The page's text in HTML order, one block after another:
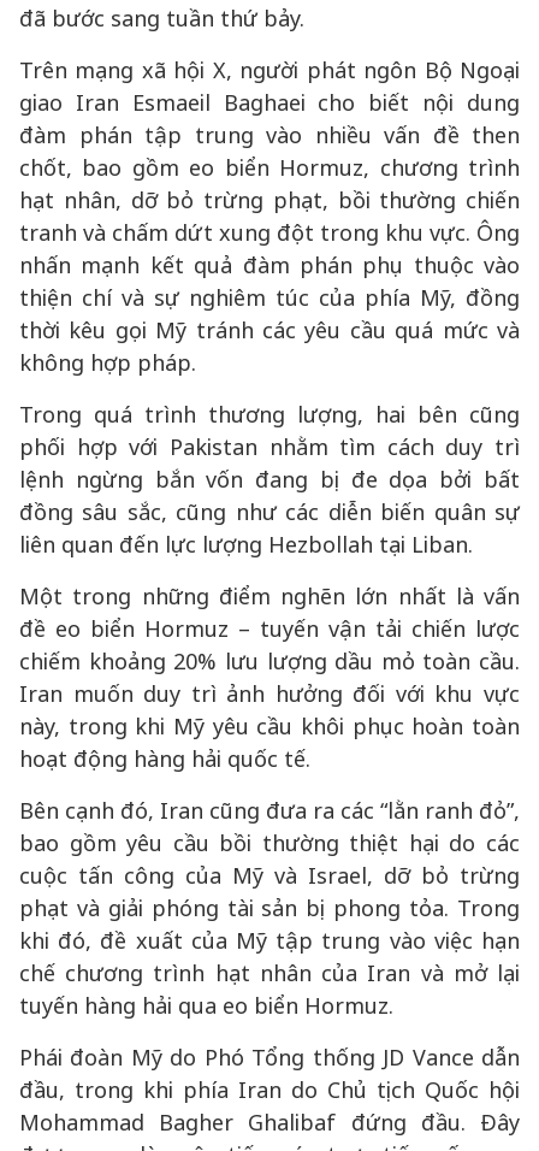
đã bước sang tuần thứ bảy.
Trên mạng xã hội X, người phát ngôn Bộ Ngoại
giao Iran Esmaeil Baghaei cho biết nội dung
đàm phán tập trung vào nhiều vấn đề then
chốt, bao gồm eo biển Hormuz, chương trình
hạt nhân, dỡ bỏ trừng phạt, bồi thường chiến
tranh và chấm dứt xung đột trong khu vực. Ông
nhấn mạnh kết quả đàm phán phụ thuộc vào
thiện chí và sự nghiêm túc của phía Mỹ, đồng
thời kêu gọi Mỹ tránh các yêu cầu quá mức và
không hợp pháp.
Trong quá trình thương lượng, hai bên cũng
phối hợp với Pakistan nhằm tìm cách duy trì
lệnh ngừng bắn vốn đang bị đe dọa bởi bất
đồng sâu sắc, cũng như các diễn biến quân sự
liên quan đến lực lượng Hezbollah tại Liban.
Một trong những điểm nghẽn lớn nhất là vấn
đề eo biển Hormuz – tuyến vận tải chiến lược
chiếm khoảng 20% lưu lượng dầu mỏ toàn cầu.
Iran muốn duy trì ảnh hưởng đối với khu vực
này, trong khi Mỹ yêu cầu khôi phục hoàn toàn
hoạt động hàng hải quốc tế.
Bên cạnh đó, Iran cũng đưa ra các “lằn ranh đỏ”,
bao gồm yêu cầu bồi thường thiệt hại do các
cuộc tấn công của Mỹ và Israel, dỡ bỏ trừng
phạt và giải phóng tài sản bị phong tỏa. Trong
khi đó, đề xuất của Mỹ tập trung vào việc hạn
chế chương trình hạt nhân của Iran và mở lại
tuyến hàng hải qua eo biển Hormuz.
Phái đoàn Mỹ do Phó Tổng thống JD Vance dẫn
đầu, trong khi phía Iran do Chủ tịch Quốc hội
Mohammad Bagher Ghalibaf đứng đầu. Đây